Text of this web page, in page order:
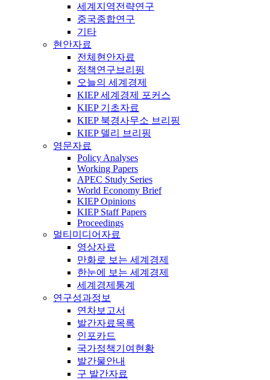
세계지역전략연구
중국종합연구
기타
현안자료
전체현안자료
정책연구브리핑
오늘의 세계경제
KIEP 세계경제 포커스
KIEP 기초자료
KIEP 북경사무소 브리핑
KIEP 델리 브리핑
영문자료
Policy Analyses
Working Papers
APEC Study Series
World Economy Brief
KIEP Opinions
KIEP Staff Papers
Proceedings
멀티미디어자료
영상자료
만화로 보는 세계경제
한눈에 보는 세계경제
세계경제통계
연구성과정보
연차보고서
발간자료목록
인포카드
국가정책기여현황
발간물안내
구 발간자료